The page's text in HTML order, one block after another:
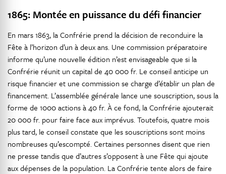
1865: Montée en puissance du défi financier
En mars 1863, la Confrérie prend la décision de reconduire la
Fête à l’horizon d’un à deux ans. Une commission préparatoire
informe qu’une nouvelle édition n’est envisageable que si la
Confrérie réunit un capital de 40 000 fr. Le conseil anticipe un
risque financier et une commission se charge d’établir un plan de
financement. L’assemblée générale lance une souscription, sous la
forme de 1000 actions à 40 fr. À ce fond, la Confrérie ajouterait
20 000 fr. pour faire face aux imprévus. Toutefois, quatre mois
plus tard, le conseil constate que les souscriptions sont moins
nombreuses qu’escompté. Certaines personnes disent que rien
ne presse tandis que d’autres s’opposent à une Fête qui ajoute
aux dépenses de la population. La Confrérie tente alors de faire